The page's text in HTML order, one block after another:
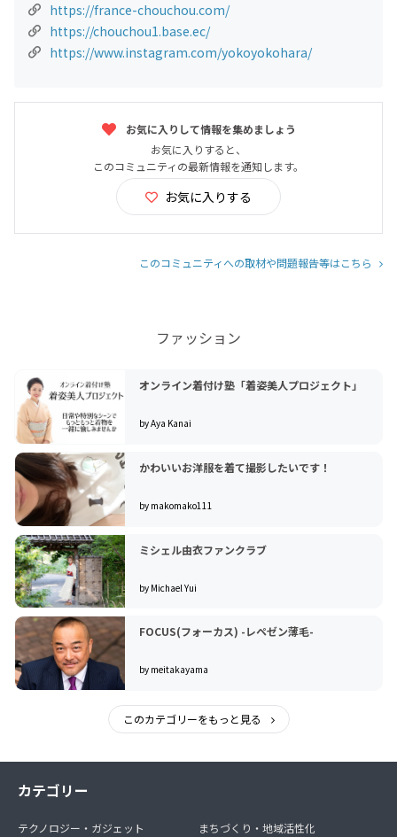
https://france-chouchou.com/
https://chouchou1.base.ec/
https://www.instagram.com/yokoyokohara/
お気に入りして情報を集めましょう
お気に入りすると、
このコミュニティの最新情報を通知します。
お気に入りする
このコミュニティへの取材や問題報告等はこちら
ファッション
オンライン着付け塾「着姿美人プロジェクト」
by Aya Kanai
かわいいお洋服を着て撮影したいです！
by makomako111
ミシェル由衣ファンクラブ
by Michael Yui
FOCUS(フォーカス) -レペゼン薄毛-
by meitakayama
このカテゴリーをもっと見る
カテゴリー
テクノロジー・ガジェット
まちづくり・地域活性化